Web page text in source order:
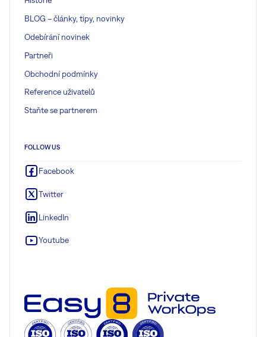
BLOG – články, tipy, novinky
Odebírání novinek
Partneři
Obchodní podmínky
Reference uživatelů
Staňte se partnerem
FOLLOW US
Facebook
Twitter
LinkedIn
Youtube